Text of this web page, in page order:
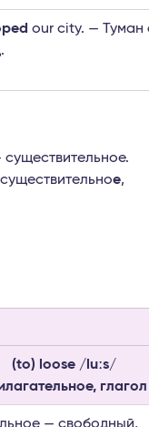
our city. — Туман
е,
(to) loose /luːs/
глагол
— свободный,